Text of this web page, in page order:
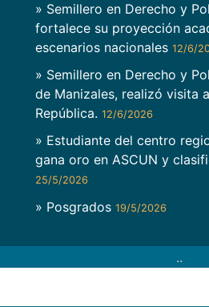
» Semillero en Derecho y
fortalece su proyección
escenarios nacionales 12/6/
» Semillero en Derecho y
de Manizales, realizó visita
República. 12/6/2026
» Estudiante del centro
gana oro en ASCUN y
25/5/2026
» Posgrados 19/5/2026
..